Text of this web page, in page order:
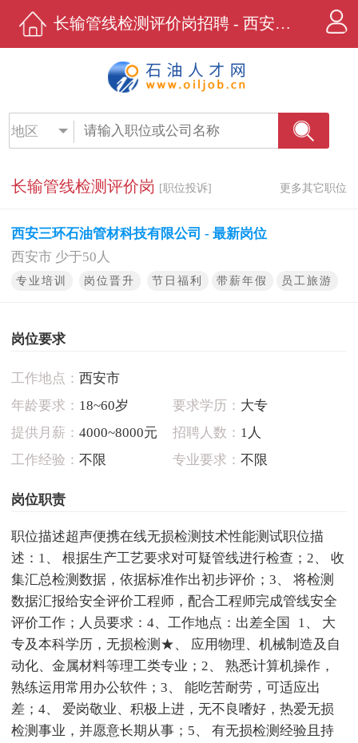
长输管线检测评价岗招聘 - 西安三环石油管材科技有限公司 - 石油人才网
地区
长输管线检测评价岗 [职位投诉] 更多其它职位
西安三环石油管材科技有限公司 - 最新岗位
西安市 少于50人
专业培训 岗位晋升 节日福利 带薪年假 员工旅游
岗位要求
工作地点： 西安市
年龄要求： 18~60岁 要求学历： 大专
提供月薪： 4000~8000元 招聘人数： 1人
工作经验： 不限 专业要求： 不限
岗位职责
职位描述超声便携在线无损检测技术性能测试职位描
述：1、 根据生产工艺要求对可疑管线进行检查；2、 收
集汇总检测数据，依据标准作出初步评价；3、 将检测
数据汇报给安全评价工程师，配合工程师完成管线安全
评价工作；人员要求：4、工作地点：出差全国 1、 大
专及本科学历，无损检测★、 应用物理、机械制造及自
动化、金属材料等理工类专业；2、 熟悉计算机操作，
熟练运用常用办公软件；3、 能吃苦耐劳，可适应出
差；4、 爱岗敬业、积极上进，无不良嗜好，热爱无损
检测事业，并愿意长期从事；5、 有无损检测经验且持